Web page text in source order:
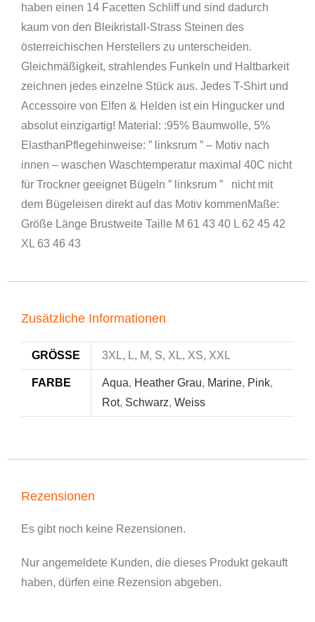
haben einen 14 Facetten Schliff und sind dadurch
kaum von den Bleikristall-Strass Steinen des
österreichischen Herstellers zu unterscheiden.
Gleichmäßigkeit, strahlendes Funkeln und Haltbarkeit
zeichnen jedes einzelne Stück aus. Jedes T-Shirt und
Accessoire von Elfen & Helden ist ein Hingucker und
absolut einzigartig! Material: :95% Baumwolle, 5%
ElasthanPflegehinweise: ” linksrum ” – Motiv nach
innen – waschen Waschtemperatur maximal 40C nicht
für Trockner geeignet Bügeln ” linksrum ” nicht mit
dem Bügeleisen direkt auf das Motiv kommenMaße:
Größe Länge Brustweite Taille M 61 43 40 L 62 45 42
XL 63 46 43
Zusätzliche Informationen
GRÖSSE 3XL, L, M, S, XL, XS, XXL
FARBE Aqua, Heather Grau, Marine, Pink,
Rot, Schwarz, Weiss
Rezensionen
Es gibt noch keine Rezensionen.
Nur angemeldete Kunden, die dieses Produkt gekauft
haben, dürfen eine Rezension abgeben.